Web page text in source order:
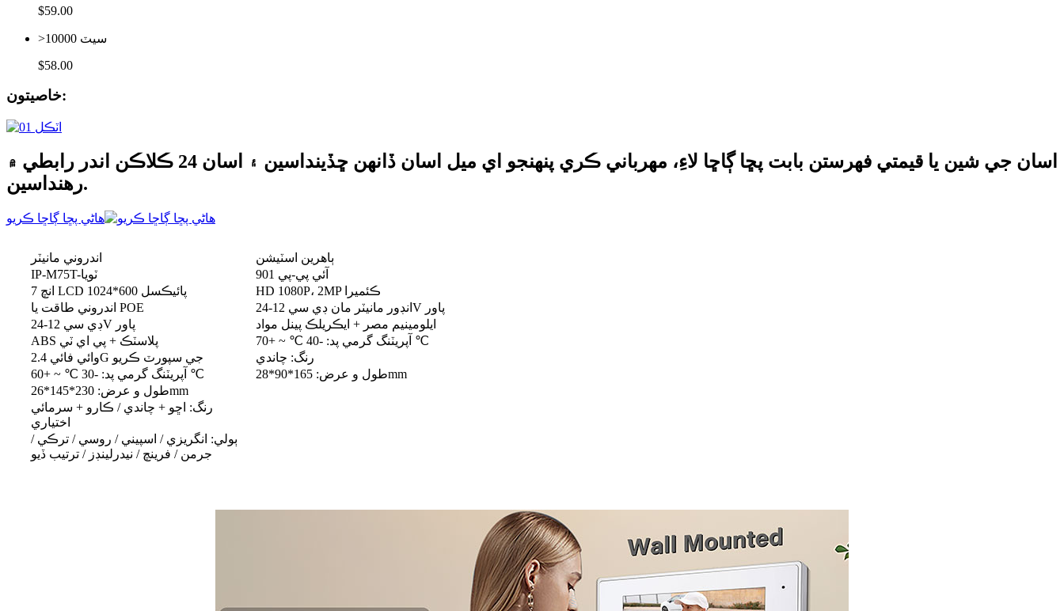
$59.00
>10000 سيٽ
$58.00
خاصيتون:
اسان جي شين يا قيمتي فهرستن بابت پڇا ڳاڇا لاءِ، مهرباني ڪري پنهنجو اي ميل اسان ڏانهن ڇڏينداسين ۽ اسان 24 ڪلاڪن اندر رابطي ۾
رهنداسين.
هاڻي پڇا ڳاڇا ڪريو
اندروني مانيٽر
ٻاهرين اسٽيشن
IP-M75T-ٽويا
آئي پي-پي 901
7 انچ LCD 1024*600 پائيڪسل
HD 1080P، 2MP ڪئميرا
اندروني طاقت يا POE
انڊور مانيٽر مان ڊي سي 12-24V پاور
ڊي سي 12-24V پاور
ايلومينيم مصر + ايڪريلڪ پينل مواد
ABS پلاسٽڪ + پي اي ٽي
آپريٽنگ گرمي پد: -40 ℃ ~ +70 ℃
وائي فائي 2.4G جي سپورٽ ڪريو
رنگ: چاندي
آپريٽنگ گرمي پد: -30 ℃ ~ +60 ℃
طول و عرض: 165*90*28mm
طول و عرض: 230*145*26mm
رنگ: اڇو + چاندي / ڪارو + سرمائي
اختياري
ٻولي: انگريزي / اسپيني / روسي / ترڪي /
جرمن / فرينچ / نيدرلينڊز / ترتيب ڏيو